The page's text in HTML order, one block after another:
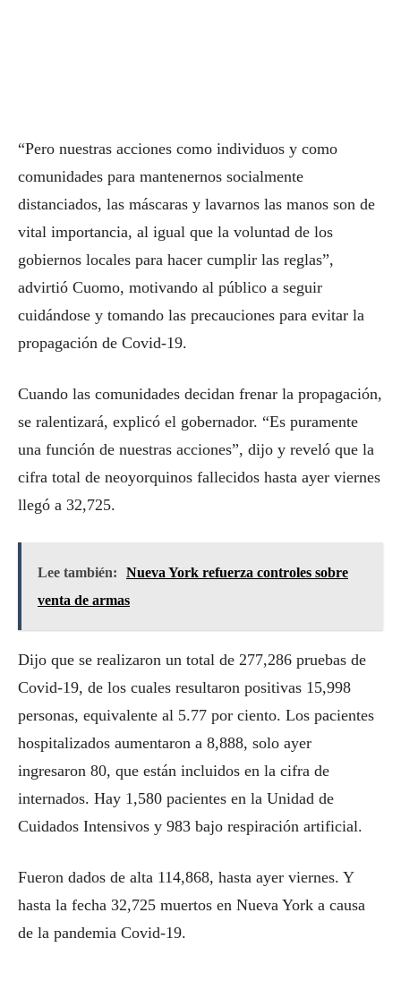
“Pero nuestras acciones como individuos y como
comunidades para mantenernos socialmente
distanciados, las máscaras y lavarnos las manos son de
vital importancia, al igual que la voluntad de los
gobiernos locales para hacer cumplir las reglas”,
advirtió Cuomo, motivando al público a seguir
cuidándose y tomando las precauciones para evitar la
propagación de Covid-19.
Cuando las comunidades decidan frenar la propagación,
se ralentizará, explicó el gobernador. “Es puramente
una función de nuestras acciones”, dijo y reveló que la
cifra total de neoyorquinos fallecidos hasta ayer viernes
llegó a 32,725.
Lee también:
Nueva York refuerza controles sobre
venta de armas
Dijo que se realizaron un total de 277,286 pruebas de
Covid-19, de los cuales resultaron positivas 15,998
personas, equivalente al 5.77 por ciento. Los pacientes
hospitalizados aumentaron a 8,888, solo ayer
ingresaron 80, que están incluidos en la cifra de
internados. Hay 1,580 pacientes en la Unidad de
Cuidados Intensivos y 983 bajo respiración artificial.
Fueron dados de alta 114,868, hasta ayer viernes. Y
hasta la fecha 32,725 muertos en Nueva York a causa
de la pandemia Covid-19.